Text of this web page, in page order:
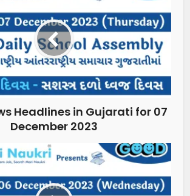
Headlines in Gujarati for 07
December 2023